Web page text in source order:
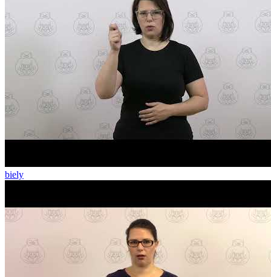
biely